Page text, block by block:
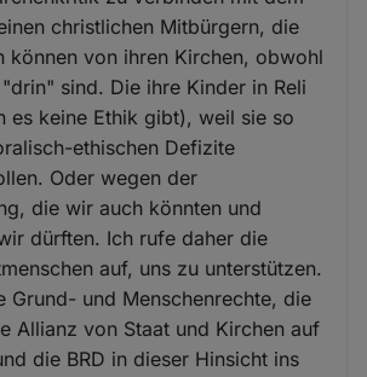
christlichen Mitbürgern, die
können von ihren Kirchen, obwohl
sind. Die ihre Kinder in Reli
es keine Ethik gibt), weil sie so
ethischen Defizite
Oder wegen der
die wir auch könnten und
dürften. Ich rufe daher die
auf, uns zu unterstützen.
Grund- und Menschenrechte, die
Allianz von Staat und Kirchen auf
die BRD in dieser Hinsicht ins